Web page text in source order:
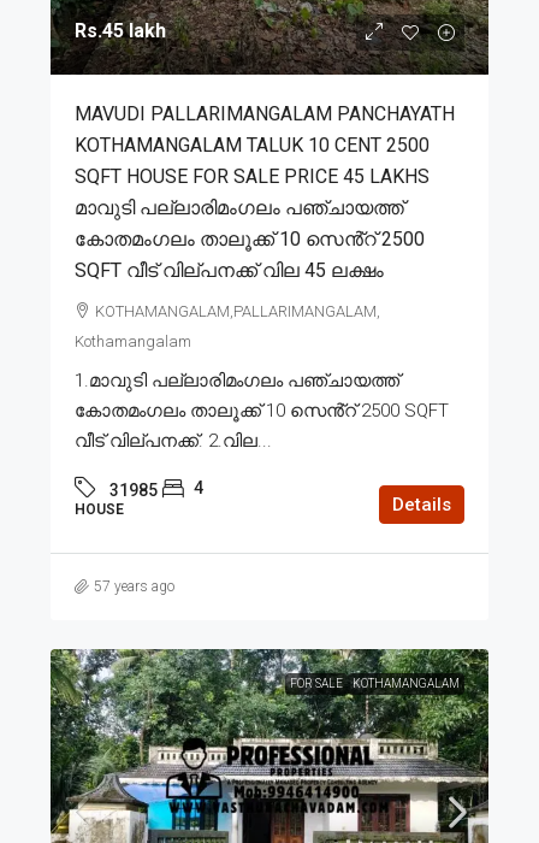
Rs.45 lakh
MAVUDI PALLARIMANGALAM PANCHAYATH
KOTHAMANGALAM TALUK 10 CENT 2500
SQFT HOUSE FOR SALE PRICE 45 LAKHS
മാവുടി പല്ലാരിമംഗലം പഞ്ചായത്ത്
കോതമംഗലം താലൂക്ക് 10 സെൻ്റ് 2500
SQFT വീട് വില്പനക്ക് വില 45 ലക്ഷം
KOTHAMANGALAM,PALLARIMANGALAM,
Kothamangalam
1.മാവുടി പല്ലാരിമംഗലം പഞ്ചായത്ത്
കോതമംഗലം താലൂക്ക് 10 സെൻ്റ് 2500 SQFT
വീട് വില്പനക്ക്. 2.വില...
31985 4
HOUSE Details
57 years ago
FOR SALE KOTHAMANGALAM